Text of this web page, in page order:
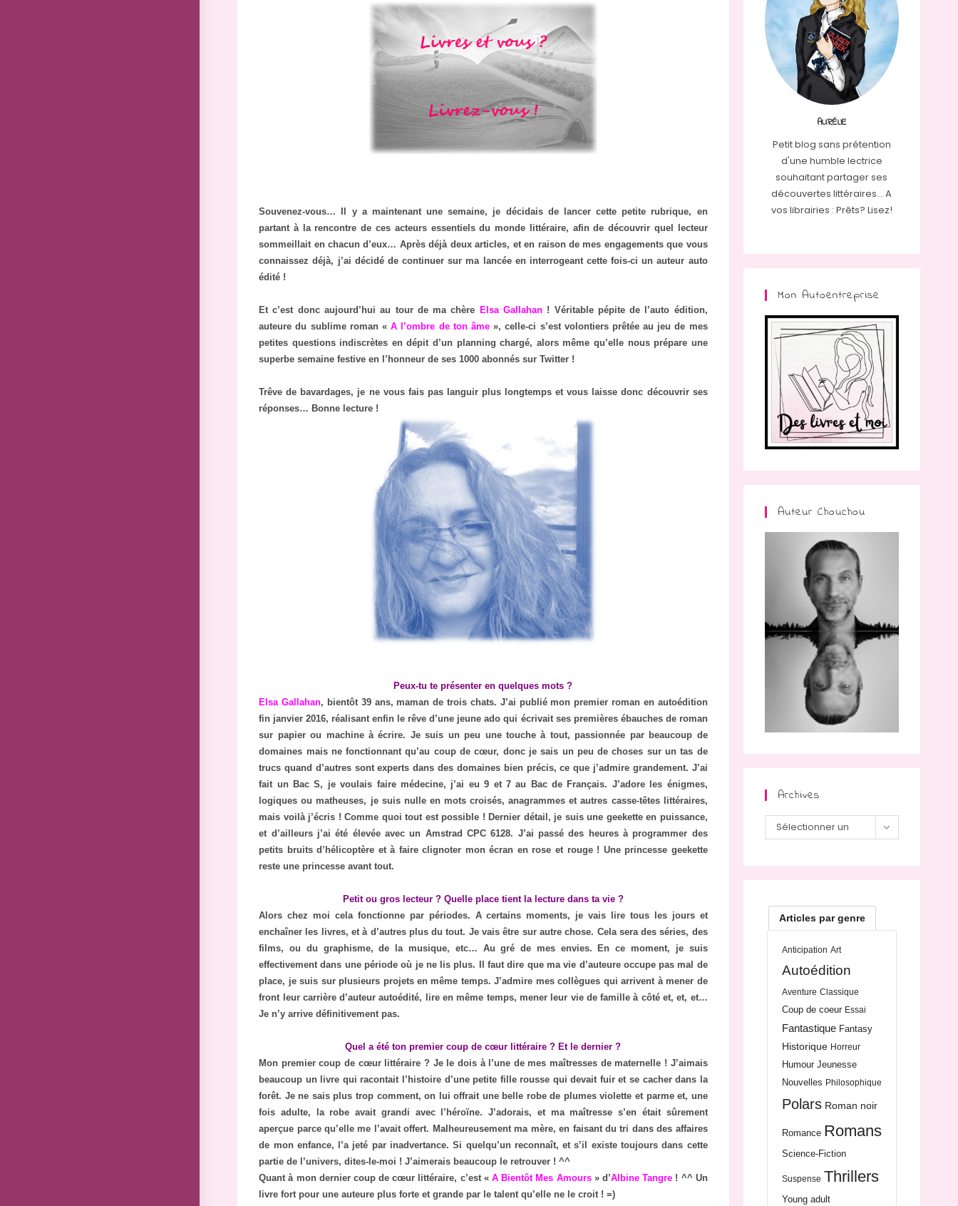
Souvenez-vous… Il y a maintenant une semaine, je décidais de lancer cette petite rubrique, en
partant à la rencontre de ces acteurs essentiels du monde littéraire, afin de découvrir quel lecteur
sommeillait en chacun d’eux… Après déjà deux articles, et en raison de mes engagements que vous
connaissez déjà, j’ai décidé de continuer sur ma lancée en interrogeant cette fois-ci un auteur auto
édité !
Et c’est donc aujourd’hui au tour de ma chère Elsa Gallahan ! Véritable pépite de l’auto édition,
auteure du sublime roman «A l’ombre de ton âme», celle-ci s’est volontiers prêtée au jeu de mes
petites questions indiscrètes en dépit d’un planning chargé, alors même qu’elle nous prépare une
superbe semaine festive en l’honneur de ses 1000 abonnés sur Twitter !
Trêve de bavardages, je ne vous fais pas languir plus longtemps et vous laisse donc découvrir ses
réponses… Bonne lecture !
Peux-tu te présenter en quelques mots ?
Elsa Gallahan, bientôt 39 ans, maman de trois chats. J’ai publié mon premier roman en autoédition
fin janvier 2016, réalisant enfin le rêve d’une jeune ado qui écrivait ses premières ébauches de roman
sur papier ou machine à écrire. Je suis un peu une touche à tout, passionnée par beaucoup de
domaines mais ne fonctionnant qu’au coup de cœur, donc je sais un peu de choses sur un tas de
trucs quand d’autres sont experts dans des domaines bien précis, ce que j’admire grandement. J’ai
fait un Bac S, je voulais faire médecine, j’ai eu 9 et 7 au Bac de Français. J’adore les énigmes,
logiques ou matheuses, je suis nulle en mots croisés, anagrammes et autres casse-têtes littéraires,
mais voilà j’écris ! Comme quoi tout est possible ! Dernier détail, je suis une geekette en puissance,
et d’ailleurs j’ai été élevée avec un Amstrad CPC 6128. J’ai passé des heures à programmer des
petits bruits d’hélicoptère et à faire clignoter mon écran en rose et rouge ! Une princesse geekette
reste une princesse avant tout.
Petit ou gros lecteur ? Quelle place tient la lecture dans ta vie ?
Alors chez moi cela fonctionne par périodes. A certains moments, je vais lire tous les jours et
enchaîner les livres, et à d’autres plus du tout. Je vais être sur autre chose. Cela sera des séries, des
films, ou du graphisme, de la musique, etc… Au gré de mes envies. En ce moment, je suis
effectivement dans une période où je ne lis plus. Il faut dire que ma vie d’auteure occupe pas mal de
place, je suis sur plusieurs projets en même temps. J’admire mes collègues qui arrivent à mener de
front leur carrière d’auteur autoédité, lire en même temps, mener leur vie de famille à côté et, et, et…
Je n’y arrive définitivement pas.
Quel a été ton premier coup de cœur littéraire ? Et le dernier ?
Mon premier coup de cœur littéraire ? Je le dois à l’une de mes maîtresses de maternelle ! J’aimais
beaucoup un livre qui racontait l’histoire d’une petite fille rousse qui devait fuir et se cacher dans la
forêt. Je ne sais plus trop comment, on lui offrait une belle robe de plumes violette et parme et, une
fois adulte, la robe avait grandi avec l’héroïne. J’adorais, et ma maîtresse s’en était sûrement
aperçue parce qu’elle me l’avait offert. Malheureusement ma mère, en faisant du tri dans des affaires
de mon enfance, l’a jeté par inadvertance. Si quelqu’un reconnaît, et s’il existe toujours dans cette
partie de l’univers, dites-le-moi ! J’aimerais beaucoup le retrouver ! ^^
Quant à mon dernier coup de cœur littéraire, c’est «A Bientôt Mes Amours» d’AlbineTangre ! ^^ Un
livre fort pour une auteure plus forte et grande par le talent qu’elle ne le croit ! =)
AURÉLIE
Petit blog sans prétention
d'une humble lectrice
souhaitant partager ses
découvertes littéraires... A
vos librairies : Prêts? Lisez!
Mon Autoentreprise
Auteur Chouchou
Archives
Archives
Sélectionner un
Articles par genre
Anticipation Art
Autoédition
Aventure Classique
Coup de coeur Essai
Fantastique Fantasy
Historique Horreur
Humour Jeunesse
Nouvelles Philosophique
Polars Roman noir
Romance Romans
Science-Fiction
Suspense Thrillers
Young adult